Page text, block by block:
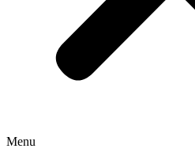
Menu